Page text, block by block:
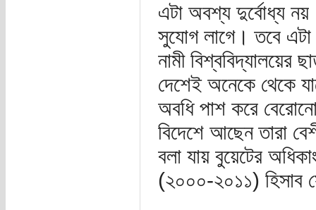
এটা অবশ্য দুর্বোধ্য
সুযোগ লাগে। তবে এটা
নামী বিশ্ববিদ্যালয়ের
দেশেই অনেকে থেকে
অবধি পাশ করে
বিদেশে আছেন তারা
বলা যায় বুয়েটের
(২০০০-২০১১) হিসাব